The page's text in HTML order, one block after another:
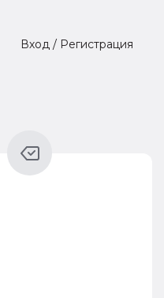
Вход / Регистрация